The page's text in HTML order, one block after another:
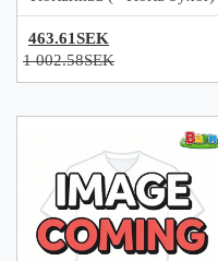
463.61SEK
1 002.58SEK